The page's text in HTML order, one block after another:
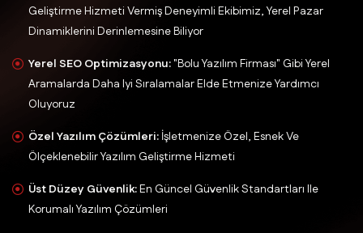
Geliştirme Hizmeti Vermiş Deneyimli Ekibimiz, Yerel Pazar
Dinamiklerini Derinlemesine Biliyor
Yerel SEO Optimizasyonu:"Bolu Yazılım Firması" Gibi Yerel
Aramalarda Daha Iyi Sıralamalar Elde Etmenize Yardımcı
Oluyoruz
Özel Yazılım Çözümleri: İşletmenize Özel, Esnek Ve
Ölçeklenebilir Yazılım Geliştirme Hizmeti
Üst Düzey Güvenlik:En Güncel Güvenlik Standartları Ile
Korumalı Yazılım Çözümleri